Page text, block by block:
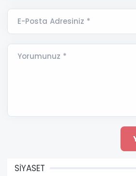
E-Posta Adresiniz *
Yorumunuz *
SİYASET